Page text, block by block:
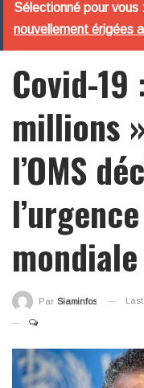
Sélectionné pour vous :
nouvellement érigées
Covid-
millions
l’OMS
mondiale
Par Siaminfos